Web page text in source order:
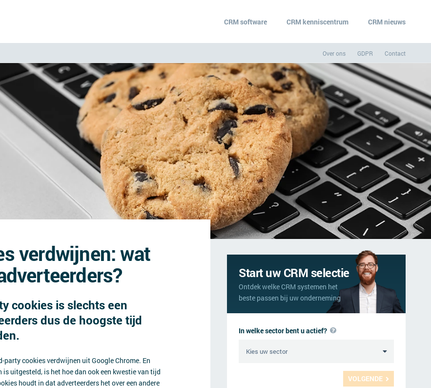
CRM software CRM kenniscentrum CRM nieuws
Over ons GDPR Contact
verdwijnen: wat
cookies is slechts een
dus de hoogste tijd
cookies verdwijnen uit Google Chrome. En
uitgesteld, is het hoe dan ook een kwestie van tijd
houdt in dat adverteerders het over een andere
Start uw CRM selectie
Ontdek welke CRM systemen het
beste passen bij uw onderneming
VOLGENDE
In welke sector bent u actief?